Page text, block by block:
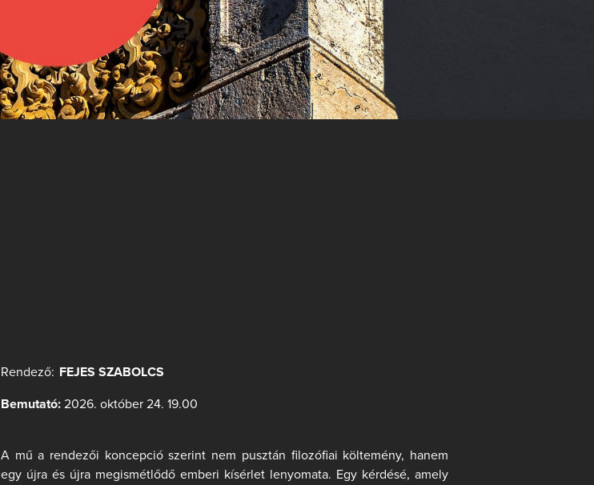
Rendező: FEJES SZABOLCS
Bemutató:2026. október 24. 19.00
A mű a rendezői koncepció szerint nem pusztán filozófiai költemény, hanem
egy újra és újra megismétlődő emberi kísérlet lenyomata. Egy kérdésé, amely